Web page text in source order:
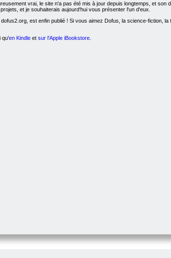
vrai, le site n'a pas été mis à jour depuis longtemps, et
et je souhaiterais aujourd'hui vous présenter l'un d'eux.
est enfin publié ! Si vous aimez Dofus, la science-fiction, la
qu'en Kindle et sur l'Apple iBookstore.